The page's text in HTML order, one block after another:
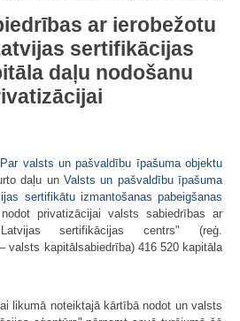
ar ierobežotu
sertifikācijas
daļu nodošanu
Par valsts un pašvaldību īpašuma objektu
daļu un Valsts un pašvaldību īpašuma
sertifikātu izmantošanas pabeigšanas
privatizācijai valsts sabiedrības ar
sertifikācijas centrs" (reģ.
valsts kapitālsabiedrība) 416 520 kapitāla
likumā noteiktajā kārtībā nodot un valsts